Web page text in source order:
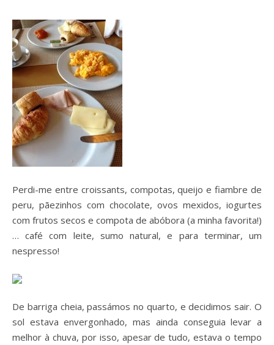
Perdi-me entre croissants, compotas, queijo e fiambre de
peru, pãezinhos com chocolate, ovos mexidos, iogurtes
com frutos secos e compota de abóbora (a minha favorita!)
… café com leite, sumo natural, e para terminar, um
nespresso!
De barriga cheia, passámos no quarto, e decidimos sair. O
sol estava envergonhado, mas ainda conseguia levar a
melhor à chuva, por isso, apesar de tudo, estava o tempo